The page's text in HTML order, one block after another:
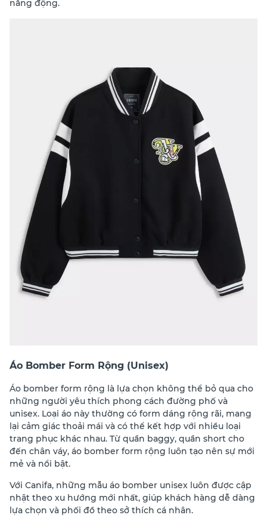
năng động.
Áo Bomber Form Rộng (Unisex)
Áo bomber form rộng là lựa chọn không thể bỏ qua cho
những người yêu thích phong cách đường phố và
unisex. Loại áo này thường có form dáng rộng rãi, mang
lại cảm giác thoải mái và có thể kết hợp với nhiều loại
trang phục khác nhau. Từ quần baggy, quần short cho
đến chân váy, áo bomber form rộng luôn tạo nên sự mới
mẻ và nổi bật.
Với Canifa, những mẫu áo bomber unisex luôn được cập
nhật theo xu hướng mới nhất, giúp khách hàng dễ dàng
lựa chọn và phối đồ theo sở thích cá nhân.